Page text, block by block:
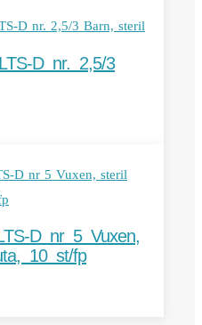
D nr. 2,5/3
D nr 5 Vuxen,
10 st/fp